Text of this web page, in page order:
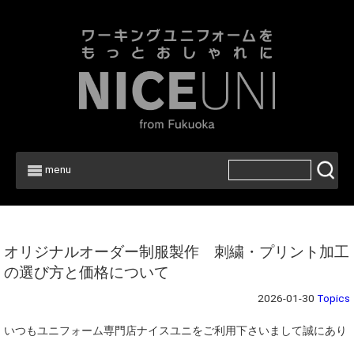
menu
オリジナルオーダー制服製作 刺繍・プリント加工
の選び方と価格について
2026-01-30 Topics
いつもユニフォーム専門店ナイスユニをご利用下さいまして誠にあり